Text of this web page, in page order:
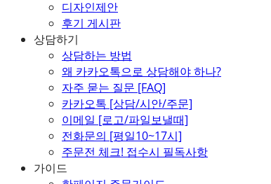
디자인제안
후기 게시판
상담하기
상담하는 방법
왜 카카오톡으로 상담해야 하나?
자주 묻는 질문 [FAQ]
카카오톡 [상담/시안/주문]
이메일 [로고/파일보낼때]
전화문의 [평일10~17시]
주문전 체크! 접수시 필독사항
가이드